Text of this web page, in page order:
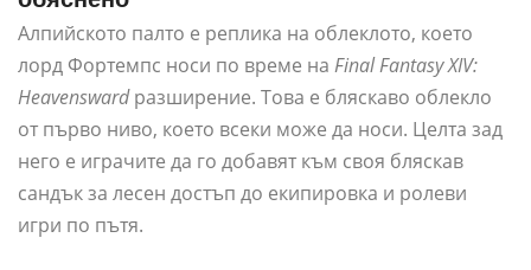
Алпийското палто е реплика на облеклото, което
лорд Фортемпс носи по време на Final Fantasy XIV:
Heavenswardразширение. Това е бляскаво облекло
от първо ниво, което всеки може да носи. Целта зад
него е играчите да го добавят към своя бляскав
сандък за лесен достъп до екипировка и ролеви
игри по пътя.